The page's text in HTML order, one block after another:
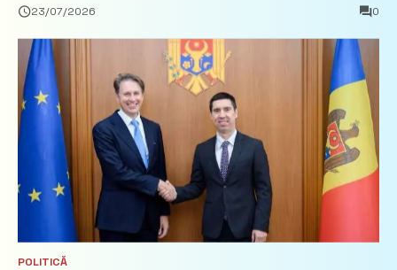
23/07/2026 0
POLITICĂ